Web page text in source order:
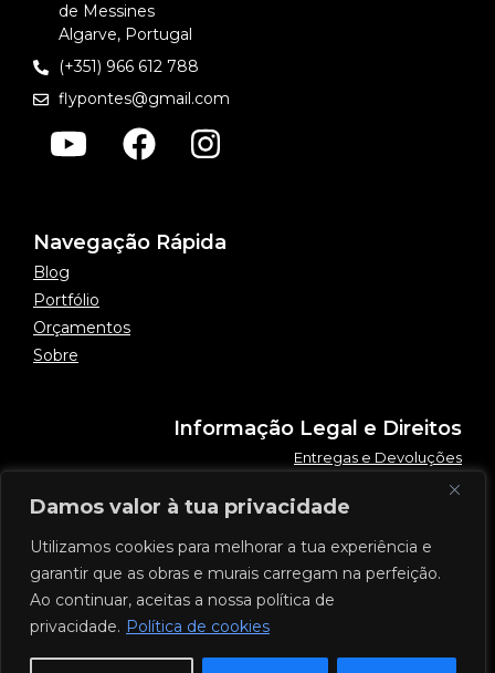
Damos valor à tua privacidade
Utilizamos cookies para melhorar a tua experiência e
garantir que as obras e murais carregam na perfeição.
Ao continuar, aceitas a nossa política de
privacidade. Política de cookies
de Messines
Algarve, Portugal
(+351) 966 612 788
flypontes@gmail.com
Navegação Rápida
Blog
Portfólio
Orçamentos
Sobre
Informação Legal e Direitos
Entregas e Devoluções
Política de Privacidade
Termos e Condições